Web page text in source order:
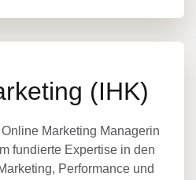
(IHK)
Marketing Managerin
fundierte Expertise in den
Performance und